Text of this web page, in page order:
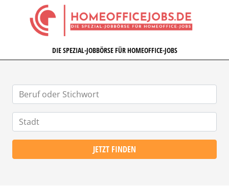
HOMEOFFICEJOBS.DE
DIE SPEZIAL-JOBBÖRSE FÜR HOMEOFFICE-JOBS
JETZT FINDEN